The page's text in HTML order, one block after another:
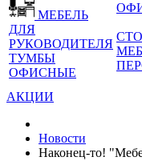
МЕБЕЛЬ
ДЛЯ
РУКОВОДИТЕЛЯ
ТУМБЫ
ОФИСНЫЕ
АКЦИИ
Новости
Наконец-то!